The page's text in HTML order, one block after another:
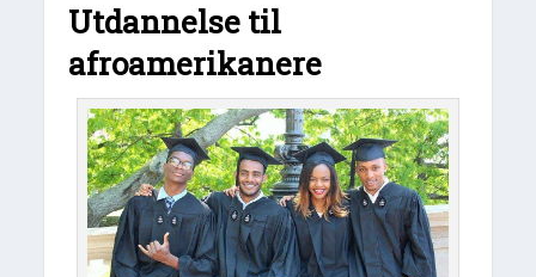
Utdannelse til
afroamerikanere